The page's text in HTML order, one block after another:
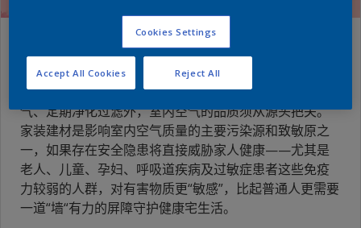
“宅”生活隔离了门外的风险，却也对室内环境的健康安全
特别是空气质量水平提出了更高的要求。除了勤通风换
气、定期净化过滤外，室内空气的品质须从源头把关。
家装建材是影响室内空气质量的主要污染源和致敏原之
一，如果存在安全隐患将直接威胁家人健康——尤其是
老人、儿童、孕妇、呼吸道疾病及过敏症患者这些免疫
力较弱的人群，对有害物质更“敏感”，比起普通人更需要
一道“墙“有力的屏障守护健康宅生活。
Cookies Settings
Reject All
Accept All Cookies